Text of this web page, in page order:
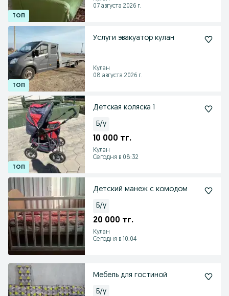
07 августа 2026 г.
Услуги эвакуатор кулан
Кулан
08 августа 2026 г.
Детская коляска 1
Б/у
10 000 тг.
Кулан
Сегодня в 08:32
Детский манеж с комодом
Б/у
20 000 тг.
Кулан
Сегодня в 10:04
Мебель для гостиной
Б/у